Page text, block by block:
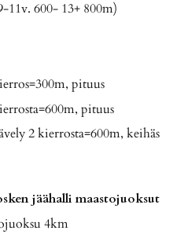
800m)
pituus
pituus
2 kierrosta=600m, keihäs
jäähalli maastojuoksut
4km